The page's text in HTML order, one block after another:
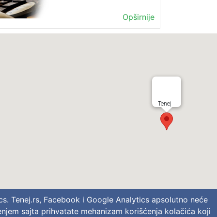
Opširnije
Tenej
Tenej.rs, Facebook i Google Analytics apsolutno neće
sajta prihvatate mehanizam korišćenja kolačića koji